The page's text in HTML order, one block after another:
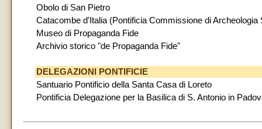
Obolo di San Pietro
Catacombe d'Italia (Pontificia Commissione di Archeologia
Museo di Propaganda Fide
Archivio storico "de Propaganda Fide"
DELEGAZIONI PONTIFICIE
Santuario Pontificio della Santa Casa di Loreto
Pontificia Delegazione per la Basilica di S. Antonio in